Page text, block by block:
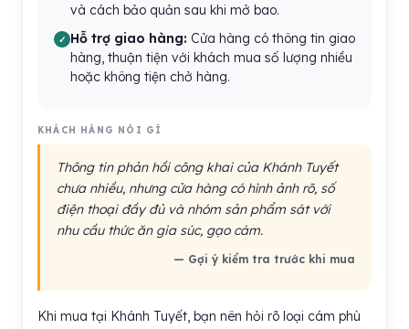
và cách bảo quản sau khi mở bao.
Hỗ trợ giao hàng: Cửa hàng có thông tin giao
hàng, thuận tiện với khách mua số lượng nhiều
hoặc không tiện chở hàng.
KHÁCH HÀNG NÓI GÌ
Thông tin phản hồi công khai của Khánh Tuyết
chưa nhiều, nhưng cửa hàng có hình ảnh rõ, số
điện thoại đầy đủ và nhóm sản phẩm sát với
nhu cầu thức ăn gia súc, gạo cám.
— Gợi ý kiểm tra trước khi mua
Khi mua tại Khánh Tuyết, bạn nên hỏi rõ loại cám phù